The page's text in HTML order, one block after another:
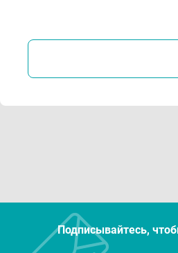
Подписывайтесь,